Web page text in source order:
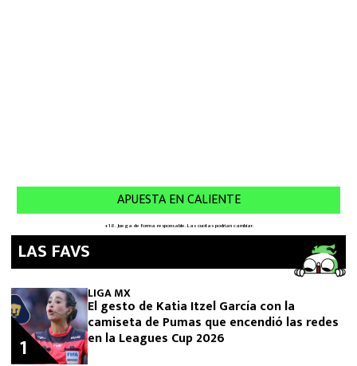
LAS FAVS
LIGA MX
El gesto de Katia Itzel García con la
camiseta de Pumas que encendió las redes
en la Leagues Cup 2026
1